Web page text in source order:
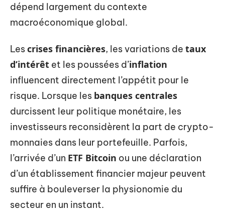
dépend largement du contexte
macroéconomique global.
Lescrises financières, les variations de taux
d’intérêt et les poussées d’inflation
influencent directement l’appétit pour le
risque. Lorsque les banques centrales
durcissent leur politique monétaire, les
investisseurs reconsidèrent la part de crypto-
monnaies dans leur portefeuille. Parfois,
l’arrivée d’un ETF Bitcoin ou une déclaration
d’un établissement financier majeur peuvent
suffire à bouleverser la physionomie du
secteur en un instant.